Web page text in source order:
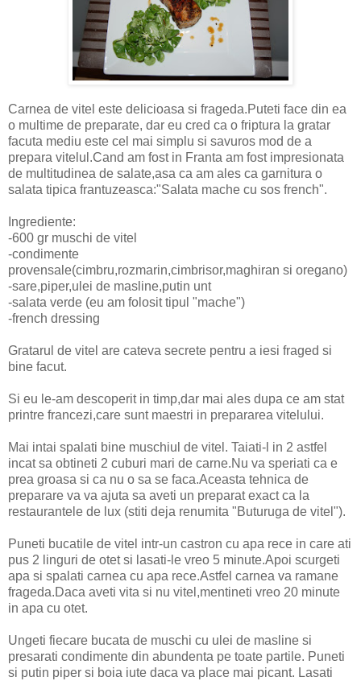
Carnea de vitel este delicioasa si frageda.Puteti face din ea
o multime de preparate, dar eu cred ca o friptura la gratar
facuta mediu este cel mai simplu si savuros mod de a
prepara vitelul.Cand am fost in Franta am fost impresionata
de multitudinea de salate,asa ca am ales ca garnitura o
salata tipica frantuzeasca:"Salata mache cu sos french".
Ingrediente:
-600 gr muschi de vitel
-condimente
provensale(cimbru,rozmarin,cimbrisor,maghiran si oregano)
-sare,piper,ulei de masline,putin unt
-salata verde (eu am folosit tipul "mache")
-french dressing
Gratarul de vitel are cateva secrete pentru a iesi fraged si
bine facut.
Si eu le-am descoperit in timp,dar mai ales dupa ce am stat
printre francezi,care sunt maestri in prepararea vitelului.
Mai intai spalati bine muschiul de vitel. Taiati-l in 2 astfel
incat sa obtineti 2 cuburi mari de carne.Nu va speriati ca e
prea groasa si ca nu o sa se faca.Aceasta tehnica de
preparare va va ajuta sa aveti un preparat exact ca la
restaurantele de lux (stiti deja renumita "Buturuga de vitel").
Puneti bucatile de vitel intr-un castron cu apa rece in care ati
pus 2 linguri de otet si lasati-le vreo 5 minute.Apoi scurgeti
apa si spalati carnea cu apa rece.Astfel carnea va ramane
frageda.Daca aveti vita si nu vitel,mentineti vreo 20 minute
in apa cu otet.
Ungeti fiecare bucata de muschi cu ulei de masline si
presarati condimente din abundenta pe toate partile. Puneti
si putin piper si boia iute daca va place mai picant. Lasati